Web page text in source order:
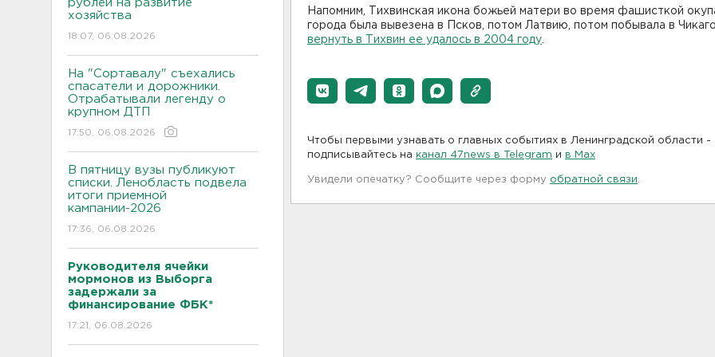
рублей на развитие
хозяйства
18:07, 06.08.2026
На "Сортавалу" съехались
спасатели и дорожники.
Отрабатывали легенду о
крупном ДТП
17:50, 06.08.2026
В пятницу вузы публикуют
списки. Ленобласть подвела
итоги приемной
кампании-2026
17:36, 06.08.2026
Руководителя ячейки
мормонов из Выборга
задержали за
финансирование ФБК*
17:21, 06.08.2026
Напомним, Тихвинская икона божьей матери во время фашисткой
города была вывезена в Псков, потом Латвию, потом побывала в Чикаго,
вернуть в Тихвин ее удалось в 2004 году
Чтобы первыми узнавать о главных событиях в Ленинградской области -
подписывайтесь на
канал 47news в Telegram и в Maх
Увидели опечатку? Сообщите через форму обратной связи .